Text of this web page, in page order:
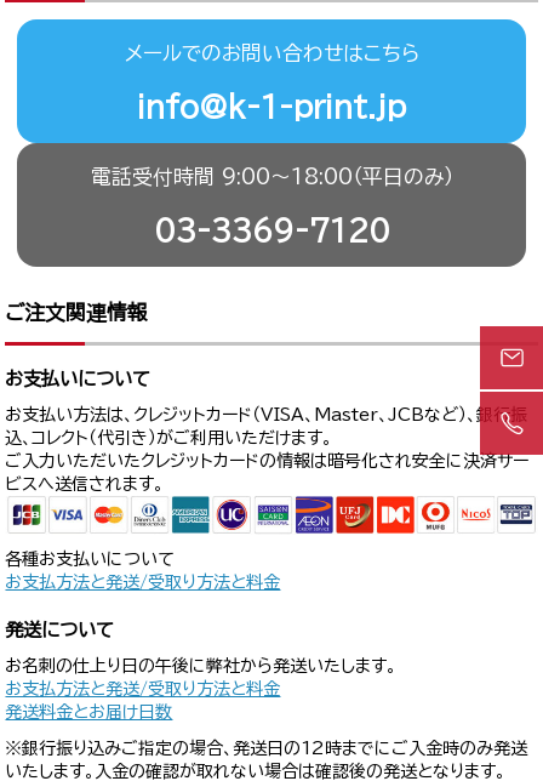
メールでのお問い合わせはこちら
info@k-1-print.jp
電話受付時間 9:00〜18:00（平日のみ）
03-3369-7120
ご注文関連情報
お支払いについて
お支払い方法は、クレジットカード（VISA、Master、JCBなど）、銀行振
込、コレクト（代引き）がご利用いただけます。
ご入力いただいたクレジットカードの情報は暗号化され安全に決済サー
ビスへ送信されます。
各種お支払いについて
お支払方法と発送/受取り方法と料金
発送について
お名刺の仕上り日の午後に弊社から発送いたします。
お支払方法と発送/受取り方法と料金
発送料金とお届け日数
※銀行振り込みご指定の場合、発送日の12時までにご入金時のみ発送
いたします。入金の確認が取れない場合は確認後の発送となります。